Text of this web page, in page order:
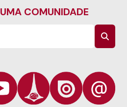
COMUNIDADE